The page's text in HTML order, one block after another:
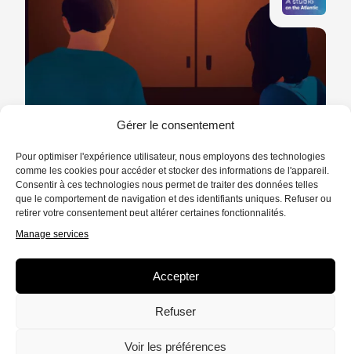
Gérer le consentement
Pour optimiser l'expérience utilisateur, nous employons des technologies
comme les cookies pour accéder et stocker des informations de l'appareil.
Consentir à ces technologies nous permet de traiter des données telles
que le comportement de navigation et des identifiants uniques. Refuser ou
retirer votre consentement peut altérer certaines fonctionnalités.
Manage services
Accepter
Refuser
Voir les préférences
Les ingrédients de l'appartenance
Des toits de Katmandou aux champs de
maïs du Midwest, Sarah et Wyatt explorent
ce que notre alimentation raconte de nous.